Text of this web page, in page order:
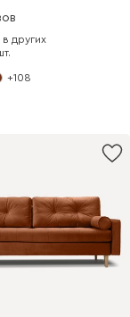
других
+108